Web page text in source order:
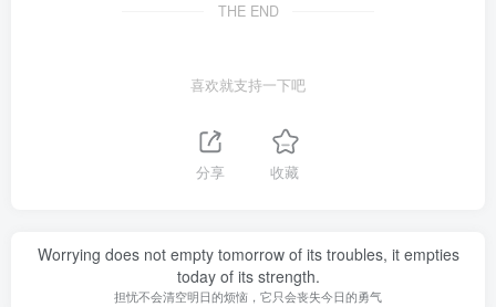
THE END
喜欢就支持一下吧
分享 收藏
Worrying does not empty tomorrow of its troubles, it empties
today of its strength.
担忧不会清空明日的烦恼，它只会丧失今日的勇气